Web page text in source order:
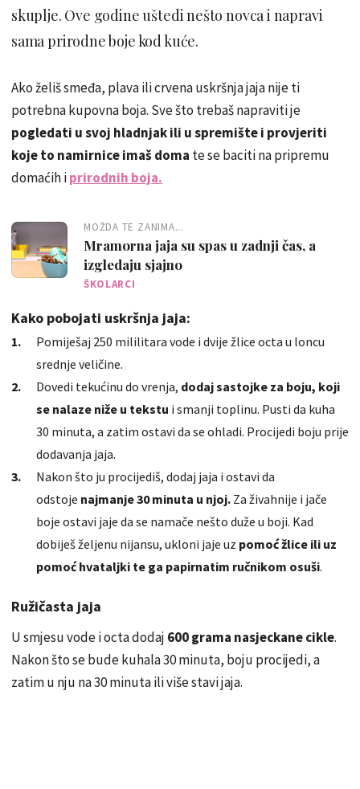
skuplje. Ove godine uštedi nešto novca i napravi
sama prirodne boje kod kuće.
Ako želiš smeđa, plava ili crvena uskršnja jaja nije ti
potrebna kupovna boja. Sve što trebaš napraviti je
pogledati u svoj hladnjak ili u spremište i provjeriti
koje to namirnice imaš doma te se baciti na pripremu
domaćih iprirodnih boja.
MOŽDA TE ZANIMA...
Mramorna jaja su spas u zadnji čas, a
izgledaju sjajno
ŠKOLARCI
Kako pobojati uskršnja jaja:
Pomiješaj 250 mililitara vode i dvije žlice octa u loncu
srednje veličine.
Dovedi tekućinu do vrenja, dodaj sastojke za boju, koji
se nalaze niže u tekstu i smanji toplinu. Pusti da kuha
30 minuta, a zatim ostavi da se ohladi. Procijedi boju prije
dodavanja jaja.
Nakon što ju procijediš, dodaj jaja i ostavi da
odstoje najmanje 30 minuta u njoj. Za živahnije i jače
boje ostavi jaje da se namače nešto duže u boji. Kad
dobiješ željenu nijansu, ukloni jaje uz pomoć žlice ili uz
pomoć hvataljki te ga papirnatim ručnikom osuši.
Ružičasta jaja
U smjesu vode i octa dodaj 600 grama nasjeckane cikle.
Nakon što se bude kuhala 30 minuta, boju procijedi, a
zatim u nju na 30 minuta ili više stavi jaja.